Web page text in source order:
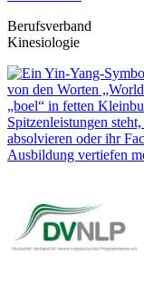
Berufsverband
Kinesiologie